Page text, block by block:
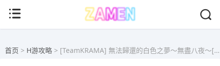
首页 > H游攻略 > [TeamKRAMA] 無法歸還的白色之夢～無盡八夜～[TeamKRAMA] 无法归还的白色之梦～无尽八夜～